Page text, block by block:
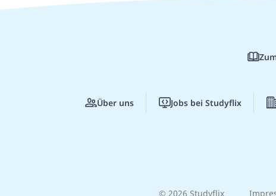
Über uns Jobs bei Studyflix
© 2026 Studyflix